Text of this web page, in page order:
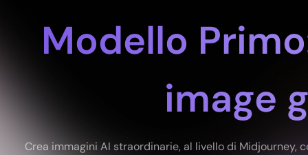
Modello
image
Crea immagini AI straordinarie, al livello di Midjourney,